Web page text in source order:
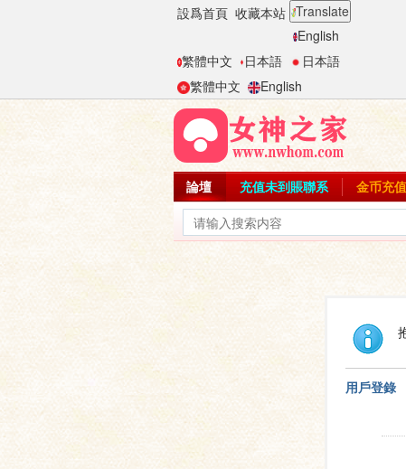
設爲首頁 收藏本站 Translate
English
繁體中文
日本語
日本語
繁體中文
English
論壇 充值未到賬聯系 金币充值
用戶登錄